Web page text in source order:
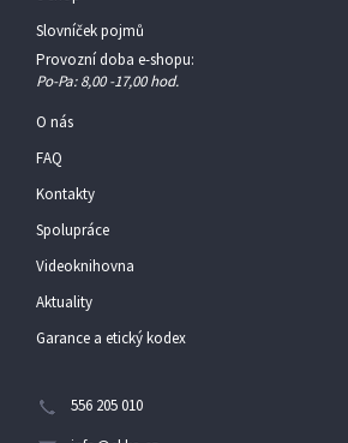
Slovníček pojmů
Provozní doba e-shopu:
Po-Pa: 8,00 -17,00 hod.
O nás
FAQ
Kontakty
Spolupráce
Videoknihovna
Aktuality
Garance a etický kodex
556 205 010